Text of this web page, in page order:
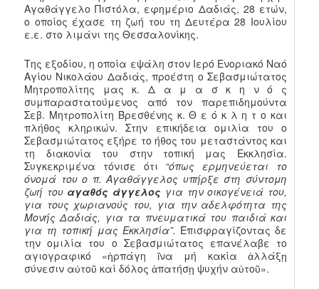
Αγαθάγγελο Πιστόλα, εφημέριο Δαδιάς, 28 ετών,
ο οποίος έχασε τη ζωή του τη Δευτέρα 28 Ιουλίου
ε.ε. στο λιμάνι της Θεσσαλονίκης.
Της εξοδίου, η οποία εψάλη στον Ιερό Ενοριακό Ναό
Αγίου Νικολάου Δαδιάς, προέστη ο Σεβασμιώτατος
Μητροπολίτης μας κ. Δ α μ α σ κ η ν ό ς
συμπαραστατούμενος από τον παρεπιδημούντα
Σεβ. Μητροπολίτη Βρεσθένης κ. Θ ε ό κ λ η τ ο και
πλήθος κληρικών. Στην επικήδεια ομιλία του ο
Σεβασμιώτατος εξήρε το ήθος του μεταστάντος και
τη διακονία του στην τοπική μας Εκκλησία.
Συγκεκριμένα τόνισε ότι “όπως ερμηνεύεται το
όνομά του ο π. Αγαθάγγελος υπήρξε στη σύντομη
ζωή του αγαθός άγγελος για την οικογένειά του,
για τους χωριανούς του, για την αδελφότητα της
Μονής Δαδιάς, για τα πνευματικά του παιδιά και
για τη τοπική μας Εκκλησία”. Επισφραγίζοντας δε
την ομιλία του ο Σεβασμιώτατος επανέλαβε το
αγιογραφικό «ἠρπάγη ἵνα μή κακία ἀλλάξῃ
σύνεσιν αὐτοῦ καί δόλος ἀπατήσῃ ψυχήν αὐτοῦ».